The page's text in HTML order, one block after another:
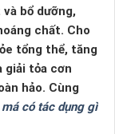
bổ dưỡng,
chất. Cho
tổng thể, tăng
giải tỏa cơn
hảo. Cùng
má có tác dụng gì